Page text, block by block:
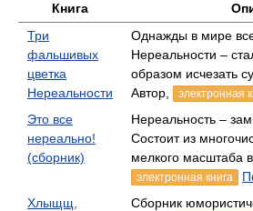
Книга
Три
фальшивых
цветка
Нереальности
Однажды в мире
Нереальности –
образом исчезать
Автор,
электронная
Это все
нереально!
(сборник)
Нереальность –
Состоит из
мелкого масштаба
электронная книга
Хлыщщ,
Сборник